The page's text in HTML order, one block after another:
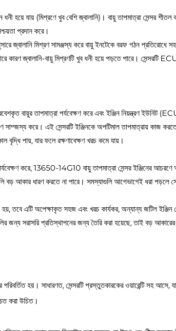
হয়ে যায় (মিশ্রণে খুব বেশি জ্বালানি)। বায়ু তাপমাত্রা সেন্সর
প্রদান করে।
জ্বালানি মিশ্রণ সামঞ্জস্য করে বায়ু ইনটেকে বরফ গঠন প্রতিরোধে
কারণ জ্বালানি-বায়ু মিশ্রণটি খুব ধনী হয়ে পড়তে পারে। সেন্সরটি
বায়ুর তাপমাত্রা পর্যবেক্ষণ করে এবং ইঞ্জিন নিয়ন্ত্রণ ইউনিট
করে। এই সেন্সরটি ইঞ্জিনকে অপটিমাল তাপমাত্রায় কাজ
পায়, যার ফলে রক্ষণাবেক্ষণ খরচ কমে যায়।
পর্যবেক্ষণ করে, 13650-14G10 বায়ু তাপমাত্রা সেন্সর ইঞ্জিনের
বড় আকার ধারণ করতে না পারে। সমস্যাগুলি আগেভাগেই ধরা পড়লে
হয়, তবে এটি অপেক্ষাকৃত সহজ এবং খরচ কার্যকর, অন্যান্য জটিল
প্রতিস্থাপনের জন্য তৈরি করা হয়েছে, তাই বড়
পরিবর্তিত হয়। সাধারণত, সেন্সরটি প্রস্তুতকারকের ওয়ারেন্টি সহ
করা উচিত।